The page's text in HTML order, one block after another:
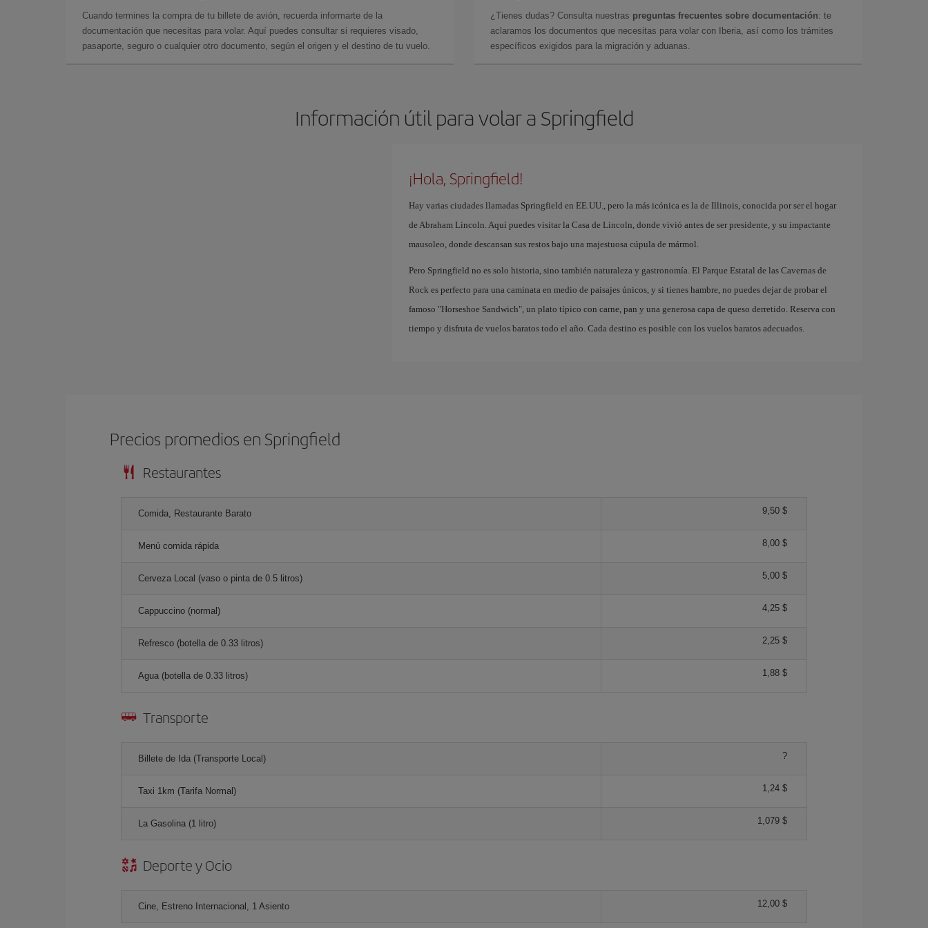
Cuando termines la compra de tu billete de avión, recuerda informarte de la
documentación que necesitas para volar. Aquí puedes consultar si requieres visado,
pasaporte, seguro o cualquier otro documento, según el origen y el destino de tu vuelo.
¿Tienes dudas? Consulta nuestras preguntas frecuentes sobre documentación: te
aclaramos los documentos que necesitas para volar con Iberia, así como los trámites
específicos exigidos para la migración y aduanas.
Información útil para volar a Springfield
¡Hola, Springfield!
Hay varias ciudades llamadas Springfield en EE.UU., pero la más icónica es la de Illinois, conocida por ser el hogar
de Abraham Lincoln. Aquí puedes visitar la Casa de Lincoln, donde vivió antes de ser presidente, y su impactante
mausoleo, donde descansan sus restos bajo una majestuosa cúpula de mármol.
Pero Springfield no es solo historia, sino también naturaleza y gastronomía. El Parque Estatal de las Cavernas de
Rock es perfecto para una caminata en medio de paisajes únicos, y si tienes hambre, no puedes dejar de probar el
famoso "Horseshoe Sandwich", un plato típico con carne, pan y una generosa capa de queso derretido. Reserva con
tiempo y disfruta de vuelos baratos todo el año. Cada destino es posible con los vuelos baratos adecuados.
Precios promedios en Springfield
Restaurantes
Comida, Restaurante Barato 9,50 $
Menú comida rápida 8,00 $
Cerveza Local (vaso o pinta de 0.5 litros) 5,00 $
Cappuccino (normal) 4,25 $
Refresco (botella de 0.33 litros) 2,25 $
Agua (botella de 0.33 litros) 1,88 $
Transporte
Billete de Ida (Transporte Local) ?
Taxi 1km (Tarifa Normal) 1,24 $
La Gasolina (1 litro) 1,079 $
Deporte y Ocio
Cine, Estreno Internacional, 1 Asiento 12,00 $